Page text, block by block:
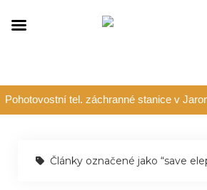
Pohotovostní tel. záchranné stanice v
Články označené jako “save